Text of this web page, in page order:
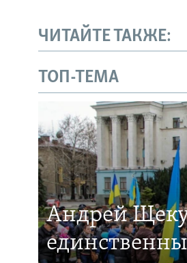
ЧИТАЙТЕ ТАКЖЕ:
ТОП-ТЕМА
Андрей